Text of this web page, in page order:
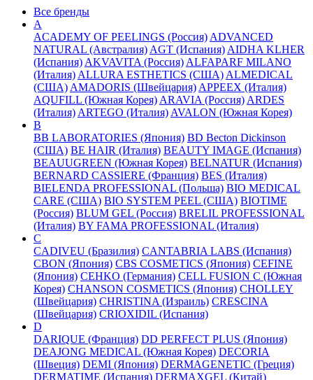
Все бренды
A
ACADEMY OF PEELINGS (Россия) ADVANCED
NATURAL (Австралия) AGT (Испания) AIDHA KLHER
(Испания) AKVAVITA (Россия) ALFAPARF MILANO
(Италия) ALLURA ESTHETICS (США) ALMEDICAL
(США) AMADORIS (Швейцария) APPEEX (Италия)
AQUFILL (Южная Корея) ARAVIA (Россия) ARDES
(Италия) ARTEGO (Италия) AVALON (Южная Корея)
B
BB LABORATORIES (Япония) BD Becton Dickinson
(США) BE HAIR (Италия) BEAUTY IMAGE (Испания)
BEAUUGREEN (Южная Корея) BELNATUR (Испания)
BERNARD CASSIERE (Франция) BES (Италия)
BIELENDA PROFESSIONAL (Польша) BIO MEDICAL
CARE (США) BIO SYSTEM PEEL (США) BIOTIME
(Россия) BLUM GEL (Россия) BRELIL PROFESSIONAL
(Италия) BY FAMA PROFESSIONAL (Италия)
C
CADIVEU (Бразилия) CANTABRIA LABS (Испания)
CBON (Япония) CBS COSMETICS (Япония) CEFINE
(Япония) CEHKO (Германия) CELL FUSION C (Южная
Корея) CHANSON COSMETICS (Япония) CHOLLEY
(Швейцария) CHRISTINA (Израиль) CRESCINA
(Швейцария) CRIOXIDIL (Испания)
D
DARIQUE (Франция) DD PERFECT PLUS (Япония)
DEAJONG MEDICAL (Южная Корея) DECORIA
(Швеция) DEMI (Япония) DERMAGENETIC (Греция)
DERMATIME (Испания) DERMAXGEL (Китай)